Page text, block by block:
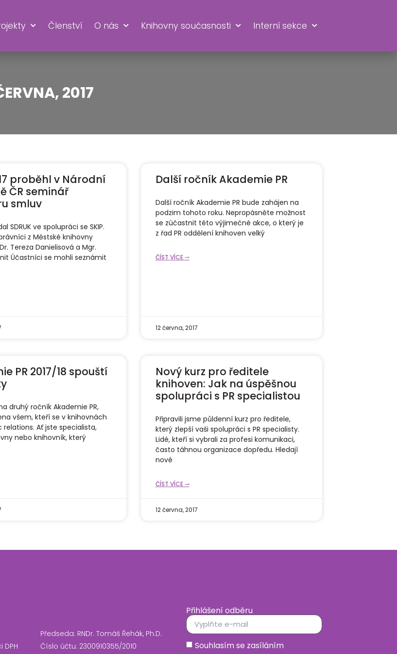
Členství O nás Knihovny současnosti Interní sekce
2017
proběhl v Národní
ČR seminář
smluv
SDRUK ve spolupráci se SKIP.
z Městské knihovny
Tereza Danielisová a Mgr.
Účastníci se mohli seznámit
Další ročník Akademie PR
Další ročník Akademie PR bude zahájen na
podzim tohoto roku. Nepropásněte možnost
se zúčastnit této výjimečné akce, o který je
z řad PR oddělení knihoven velký
ČÍST VÍCE ⇀
12 června, 2017
PR 2017/18 spouští
druhý ročník Akademie PR,
všem, kteří se v knihovnách
relations. Ať jste specialista,
nebo knihovník, který
Nový kurz pro ředitele
knihoven: Jak na úspěšnou
spolupráci s PR specialistou
Připravili jsme půldenní kurz pro ředitele,
který zlepší vaši spolupráci s PR specialisty.
Lidé, kteří si vybrali za profesi komunikaci,
často táhnou organizace dopředu. Hledají
nové
ČÍST VÍCE ⇀
12 června, 2017
DPH
Předseda: RNDr. Tomáš Řehák, Ph.D.
Číslo účtu: 2300910355/2010
Přihlášení odběru
Souhlasím se zasíláním